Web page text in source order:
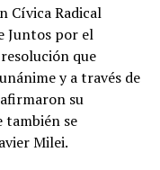
Cívica Radical
Juntos por el
que
y a través de
su
también se
Milei.